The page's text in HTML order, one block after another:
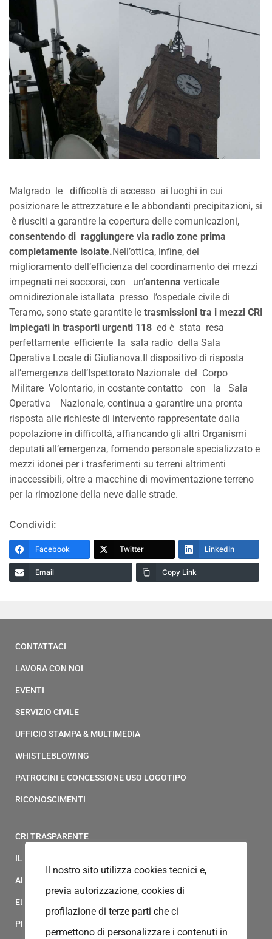
Malgrado le difficoltà di accesso ai luoghi in cui
posizionare le attrezzature e le abbondanti precipitazioni, si
è riusciti a garantire la copertura delle comunicazioni,
consentendo di raggiungere via radio zone prima
completamente isolate.Nell’ottica, infine, del
miglioramento dell’efficienza del coordinamento dei mezzi
impegnati nei soccorsi, con un’antenna verticale
omnidirezionale istallata presso l’ospedale civile di
Teramo, sono state garantite le trasmissioni tra i mezzi CRI
impiegati in trasporti urgenti 118 ed è stata resa
perfettamente efficiente la sala radio della Sala
Operativa Locale di Giulianova.Il dispositivo di risposta
all’emergenza dell’Ispettorato Nazionale del Corpo
Militare Volontario, in costante contatto con la Sala
Operativa Nazionale, continua a garantire una pronta
risposta alle richieste di intervento rappresentate dalla
popolazione in difficoltà, affiancando gli altri Organismi
deputati all’emergenza, fornendo personale specializzato e
mezzi idonei per i trasferimenti su terreni altrimenti
inaccessibili, oltre a macchine di movimentazione terreno
per la rimozione della neve dalle strade.
Condividi:
Facebook Twitter LinkedIn
Email Copy Link
CONTATTACI
LAVORA CON NOI
EVENTI
SERVIZIO CIVILE
UFFICIO STAMPA & MULTIMEDIA
WHISTLEBLOWING
PATROCINI E CONCESSIONE USO LOGOTIPO
RICONOSCIMENTI
CRI TRASPARENTE
IL MODELLO 231 DELLA CROCE ROSSA ITALIANA
ALBO FORNITORI
ELENCO AVVOCATI
PRIVACY
Il nostro sito utilizza cookies tecnici e,
previa autorizzazione, cookies di
profilazione di terze parti che ci
permettono di personalizzare i contenuti in